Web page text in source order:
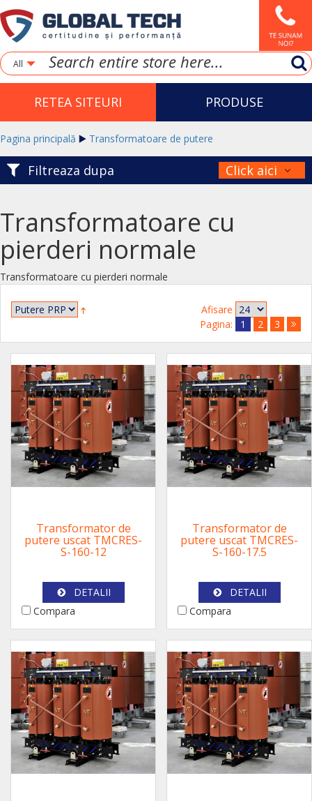
All
RETEA SITEURI PRODUSE
Pagina principală Transformatoare de putere
Transformatoare cu pierderi normale
Filtreaza dupa Click aici
Transformatoare cu
pierderi normale
Transformatoare cu pierderi normale
Afisare
Pagina:
1 2 3
Transformator de
putere uscat TMCRES-
S-160-12
DETALII
Compara
Transformator de
putere uscat TMCRES-
S-160-17.5
DETALII
Compara